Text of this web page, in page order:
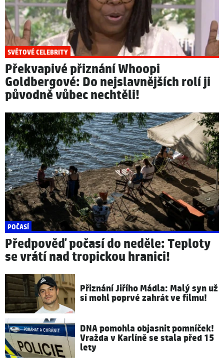
SVĚTOVÉ CELEBRITY
Překvapivé přiznání Whoopi
Goldbergové: Do nejslavnějších rolí ji
původně vůbec nechtěli!
POČASÍ
Předpověď počasí do neděle: Teploty
se vrátí nad tropickou hranici!
Přiznání Jiřího Mádla: Malý syn už
si mohl poprvé zahrát ve filmu!
DNA pomohla objasnit pomníček!
Vražda v Karlíně se stala před 15
lety